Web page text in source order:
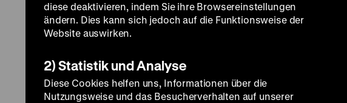
diese deaktivieren, indem Sie ihre Browsereinstellungen
ändern. Dies kann sich jedoch auf die Funktionsweise der
Website auswirken.
2) Statistik und Analyse
Diese Cookies helfen uns, Informationen über die
Nutzungsweise und das Besucherverhalten auf unserer